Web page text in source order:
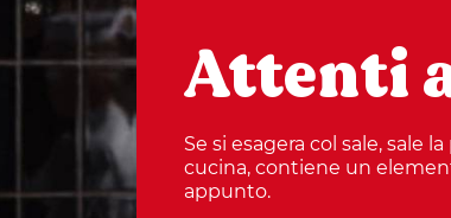
Attenti
Se si esagera col sale, sale
cucina, contiene un
appunto.